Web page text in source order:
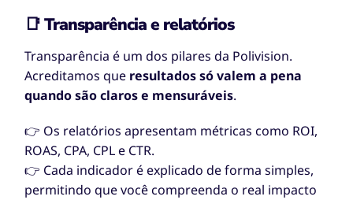
📑 Transparência e relatórios
Transparência é um dos pilares da Polivision.
Acreditamos que resultados só valem a pena
quando são claros e mensuráveis.
👉 Os relatórios apresentam métricas como ROI,
ROAS, CPA, CPL e CTR.
👉 Cada indicador é explicado de forma simples,
permitindo que você compreenda o real impacto